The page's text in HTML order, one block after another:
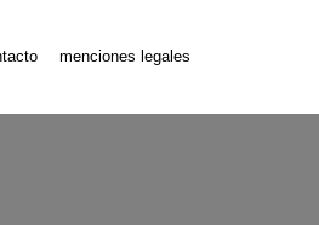
menciones legales